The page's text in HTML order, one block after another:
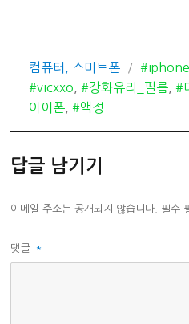
카
테
고
컴퓨터, 스마트폰
태
그
#vicxxo ,#강화유리_필름 ,#
아이폰 ,#액정
답글 남기기
이메일 주소는 공개되지 않습니다. 필수
댓글 *